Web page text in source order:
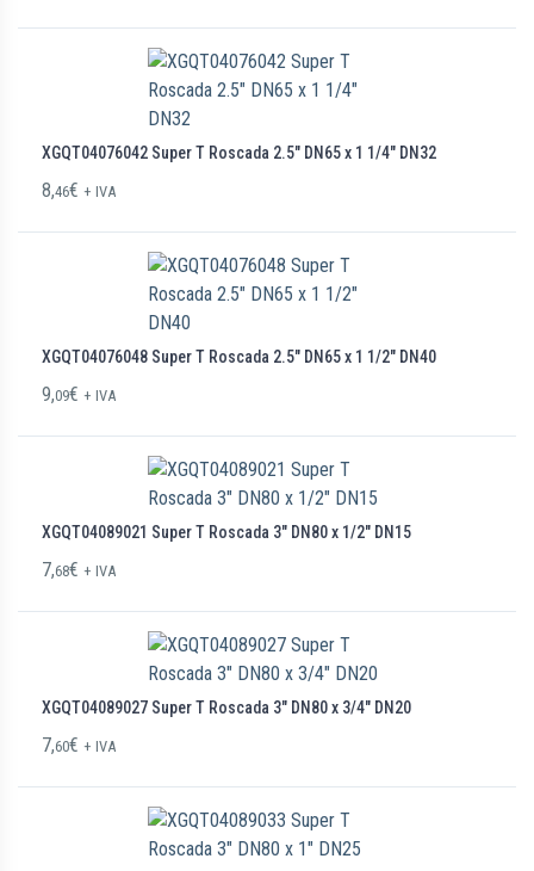
XGQT04076042 Super T Roscada 2.5″ DN65 x 1 1/4″ DN32
8,46€ + IVA
XGQT04076048 Super T Roscada 2.5″ DN65 x 1 1/2″ DN40
9,09€ + IVA
XGQT04089021 Super T Roscada 3″ DN80 x 1/2″ DN15
7,68€ + IVA
XGQT04089027 Super T Roscada 3″ DN80 x 3/4″ DN20
7,60€ + IVA